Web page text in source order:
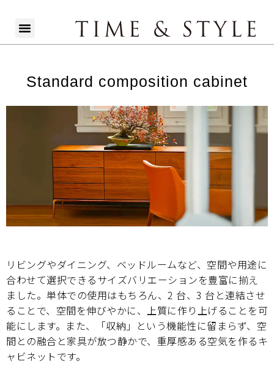
Standard composition cabinet
リビングやダイニング、ベッドルームなど、空間や用途に
合わせて選択できるサイズバリエーションを豊富に揃え
ました。単体での使用はもちろん、2 台、3 台と連結させ
ることで、空間を伸びやかに、上質に作り上げることを可
能にします。また、「収納」という機能性に留まらず、空
間との融合と家具が放つ静かで、重厚感ある空気を作るキ
ャビネットです。